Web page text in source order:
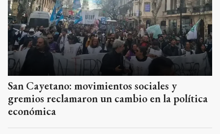
San Cayetano: movimientos sociales y
gremios reclamaron un cambio en la política
económica